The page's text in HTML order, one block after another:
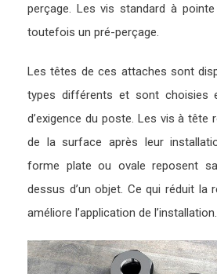
perçage. Les vis standard à
toutefois un pré-perçage.
Les têtes de ces attaches sont
types différents et sont choisies
d’exigence du poste. Les vis à tête
de la surface après leur
forme plate ou ovale reposent
dessus d’un objet. Ce qui réduit la
améliore l’application de l’installation.